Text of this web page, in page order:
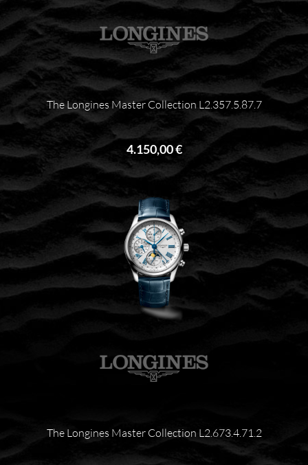
The Longines Master Collection L2.357.5.87.7
4.150,00 €
The Longines Master Collection L2.673.4.71.2